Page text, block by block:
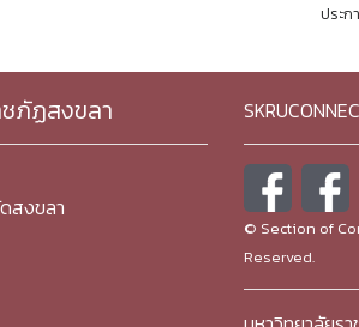
ประ
ภัฏสงขลา
สงขลา
© Section of
Reserved.